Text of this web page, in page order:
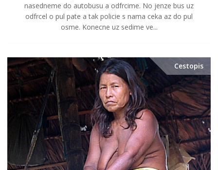
nasedneme do autobusu a odfrcime. No jenze bus uz
odfrcel o pul pate a tak policie s nama ceka az do pul
osme. Konecne uz sedime ve...
Cestopis